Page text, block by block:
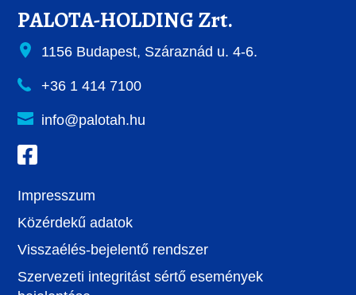
PALOTA-HOLDING Zrt.
1156 Budapest, Száraznád u. 4-6.
+36 1 414 7100
info@palotah.hu
Impresszum
Közérdekű adatok
Visszaélés-bejelentő rendszer
Szervezeti integritást sértő események